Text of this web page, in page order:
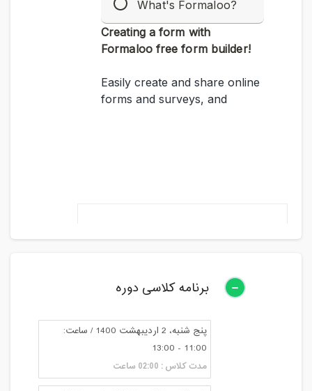
برنامه کلاسی دوره
پنج شنبه، 2 اردیبهشت 1400 / ساعت:
11:00 - 13:00
مدت کلاس : 02:00 ساعت